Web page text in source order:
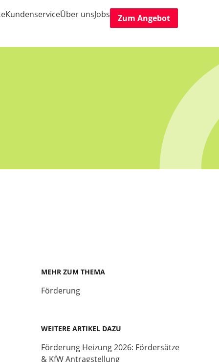
KundenserviceÜber unsJobs
Zum Angebot
MEHR ZUM THEMA
Förderung
WEITERE ARTIKEL DAZU
Förderung Heizung 2026: Fördersätze
& KfW Antragstellung